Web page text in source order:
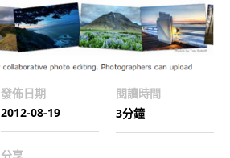
發佈日期
2012-08-19
閱讀時間
3分鐘